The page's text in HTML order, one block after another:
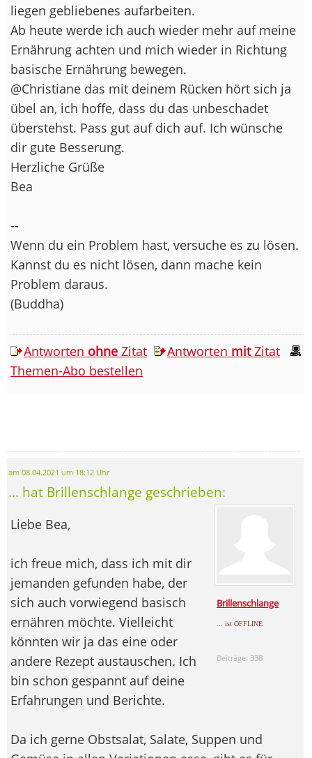
liegen gebliebenes aufarbeiten.
Ab heute werde ich auch wieder mehr auf meine
Ernährung achten und mich wieder in Richtung
basische Ernährung bewegen.
@Christiane das mit deinem Rücken hört sich ja
übel an, ich hoffe, dass du das unbeschadet
überstehst. Pass gut auf dich auf. Ich wünsche
dir gute Besserung.
Herzliche Grüße
Bea
--
Wenn du ein Problem hast, versuche es zu lösen.
Kannst du es nicht lösen, dann mache kein
Problem daraus.
(Buddha)
Antworten ohne Zitat Antworten mitZitat
Themen-Abo bestellen
am 08.04.2021 um 18:12 Uhr
... hat Brillenschlange geschrieben:
Brillenschlange
... ist OFFLINE
Beiträge: 338
Liebe Bea,
ich freue mich, dass ich mit dir
jemanden gefunden habe, der
sich auch vorwiegend basisch
ernähren möchte. Vielleicht
könnten wir ja das eine oder
andere Rezept austauschen. Ich
bin schon gespannt auf deine
Erfahrungen und Berichte.
Da ich gerne Obstsalat, Salate, Suppen und